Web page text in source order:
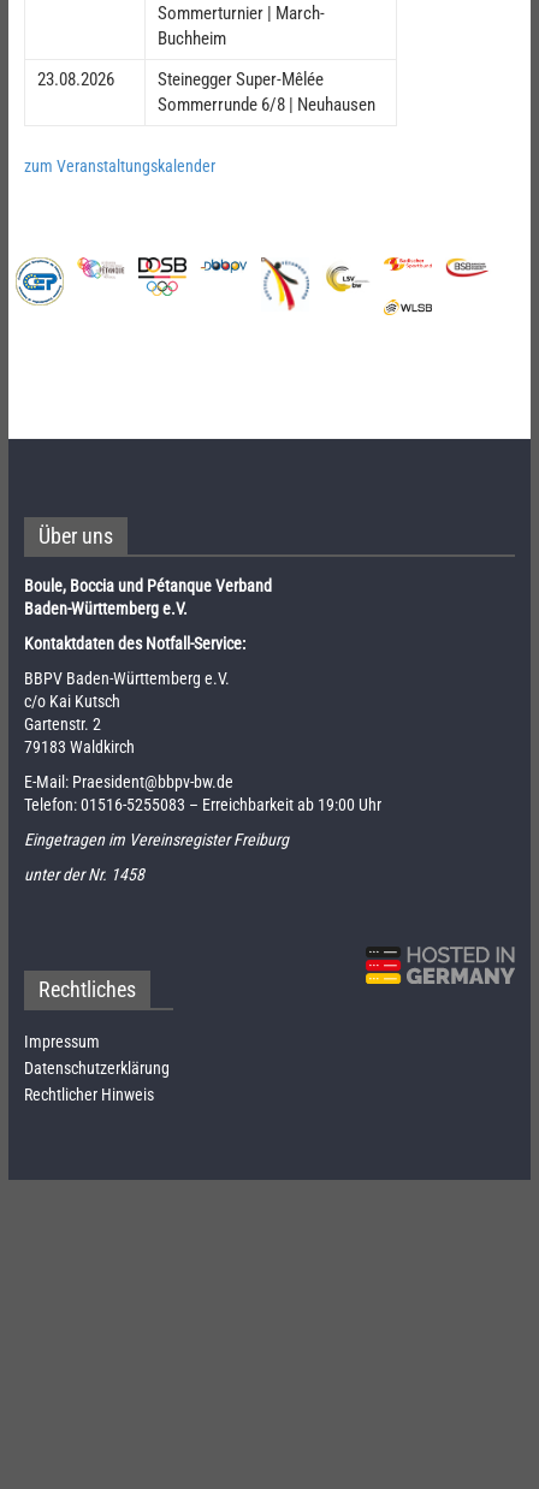
Sommerturnier | March-
Buchheim
23.08.2026
Steinegger Super-Mêlée
Sommerrunde 6/8 | Neuhausen
zum Veranstaltungskalender
Über uns
Boule, Boccia und Pétanque Verband
Baden-Württemberg e.V.
Kontaktdaten des Notfall-Service:
BBPV Baden-Württemberg e.V.
c/o Kai Kutsch
Gartenstr. 2
79183 Waldkirch
E-Mail: Praesident@bbpv-bw.de
Telefon:01516-5255083 – Erreichbarkeit ab 19:00 Uhr
Eingetragen im Vereinsregister Freiburg
unter der Nr. 1458
Rechtliches
Impressum
Datenschutzerklärung
Rechtlicher Hinweis